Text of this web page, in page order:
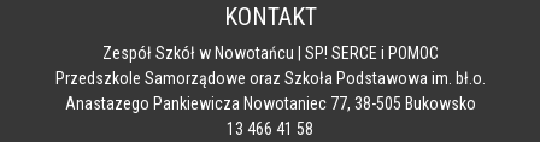
KONTAKT
Zespół Szkół w Nowotańcu | SP! SERCE i POMOC
Przedszkole Samorządowe oraz Szkoła Podstawowa im. bł.o.
Anastazego Pankiewicza Nowotaniec 77, 38-505 Bukowsko
13 466 41 58